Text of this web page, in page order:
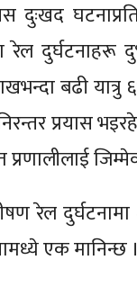
रेल दुर्घटनाहरू
बढी यात्रु
प्रयास
रेल
एक मानिन्छ ।